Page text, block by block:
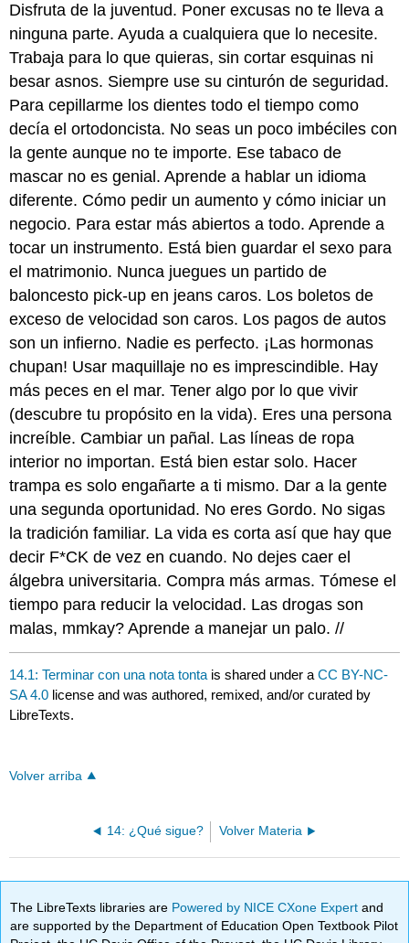
Disfruta de la juventud. Poner excusas no te lleva a
ninguna parte. Ayuda a cualquiera que lo necesite.
Trabaja para lo que quieras, sin cortar esquinas ni
besar asnos. Siempre use su cinturón de seguridad.
Para cepillarme los dientes todo el tiempo como
decía el ortodoncista. No seas un poco imbéciles con
la gente aunque no te importe. Ese tabaco de
mascar no es genial. Aprende a hablar un idioma
diferente. Cómo pedir un aumento y cómo iniciar un
negocio. Para estar más abiertos a todo. Aprende a
tocar un instrumento. Está bien guardar el sexo para
el matrimonio. Nunca juegues un partido de
baloncesto pick-up en jeans caros. Los boletos de
exceso de velocidad son caros. Los pagos de autos
son un infierno. Nadie es perfecto. ¡Las hormonas
chupan! Usar maquillaje no es imprescindible. Hay
más peces en el mar. Tener algo por lo que vivir
(descubre tu propósito en la vida). Eres una persona
increíble. Cambiar un pañal. Las líneas de ropa
interior no importan. Está bien estar solo. Hacer
trampa es solo engañarte a ti mismo. Dar a la gente
una segunda oportunidad. No eres Gordo. No sigas
la tradición familiar. La vida es corta así que hay que
decir F*CK de vez en cuando. No dejes caer el
álgebra universitaria. Compra más armas. Tómese el
tiempo para reducir la velocidad. Las drogas son
malas, mmkay? Aprende a manejar un palo. //
14.1: Terminar con una nota tonta is shared under aCC BY-NC-
SA 4.0 license and was authored, remixed, and/or curated by
LibreTexts.
Volver arriba
14: ¿Qué sigue? Volver Materia
The LibreTexts libraries are Powered by NICE CXone Expertand
are supported by the Department of Education Open Textbook Pilot